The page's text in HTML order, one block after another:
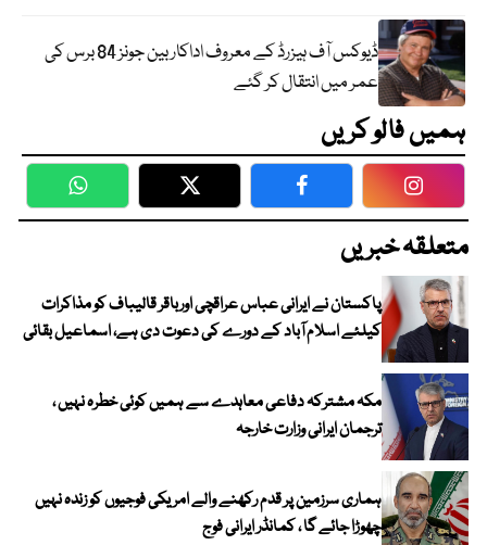
ڈیوکس آف ہیزرڈ کے معروف اداکار بین جونز 84 برس کی
عمر میں انتقال کر گئے
ہمیں فالو کریں
WhatsApp Twitter Facebook
متعلقہ خبریں
پاکستان نے ایرانی عباس عراقچی اورباقر قالیباف کو مذاکرات
کیلئے اسلام آباد کے دورے کی دعوت دی ہے، اسماعیل بقائی
مکہ مشترکہ دفاعی معاہدے سے ہمیں کوئی خطرہ نہیں ،
ترجمان ایرانی وزارت خارجہ
ہماری سرزمین پر قدم رکھنے والے امریکی فوجیوں کو زندہ نہیں
چھوڑا جائے گا ، کمانڈر ایرانی فوج